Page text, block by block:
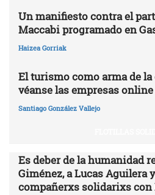
Un manifiesto contra el
Maccabi programado en
Haizea Gorriak
El turismo como arma de
véanse las empresas online
Santiago González Vallejo
Es deber de la humanidad
Giménez, a Lucas Aguilera
compañerxs solidarixs con